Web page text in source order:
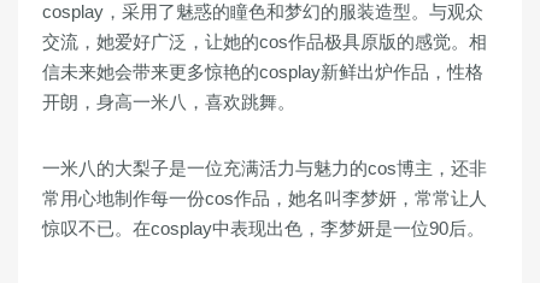
cosplay，采用了魅惑的瞳色和梦幻的服装造型。与观众
交流，她爱好广泛，让她的cos作品极具原版的感觉。相
信未来她会带来更多惊艳的cosplay新鲜出炉作品，性格
开朗，身高一米八，喜欢跳舞。
一米八的大梨子是一位充满活力与魅力的cos博主，还非
常用心地制作每一份cos作品，她名叫李梦妍，常常让人
惊叹不已。在cosplay中表现出色，李梦妍是一位90后。